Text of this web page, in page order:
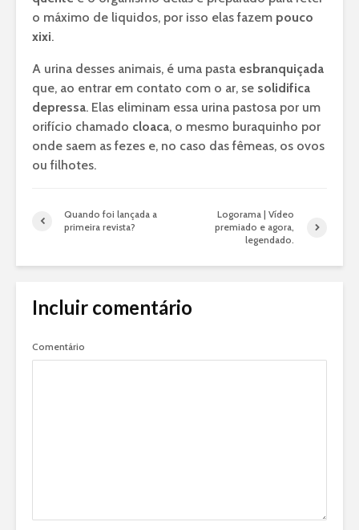
o máximo de liquidos, por isso elas fazem pouco
xixi.
A urina desses animais, é uma pasta esbranquiçada
que, ao entrar em contato com o ar, se solidifica
depressa. Elas eliminam essa urina pastosa por um
orifício chamado cloaca, o mesmo buraquinho por
onde saem as fezes e, no caso das fêmeas, os ovos
ou filhotes.
Quando foi lançada a
primeira revista?
Logorama | Vídeo
premiado e agora,
legendado.
Incluir comentário
Comentário